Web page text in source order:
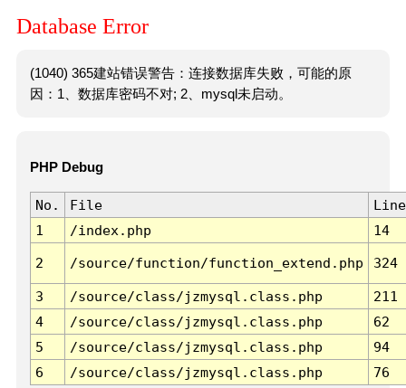
Database Error
(1040) 365建站错误警告：连接数据库失败，可能的原
因：1、数据库密码不对; 2、mysql未启动。
PHP Debug
No. File
Line
1
/index.php 14
2 /source/function/function_extend.php 324
3 /source/class/jzmysql.class.php
211
4
/source/class/jzmysql.class.php
62
5
/source/class/jzmysql.class.php
94
6
/source/class/jzmysql.class.php 76